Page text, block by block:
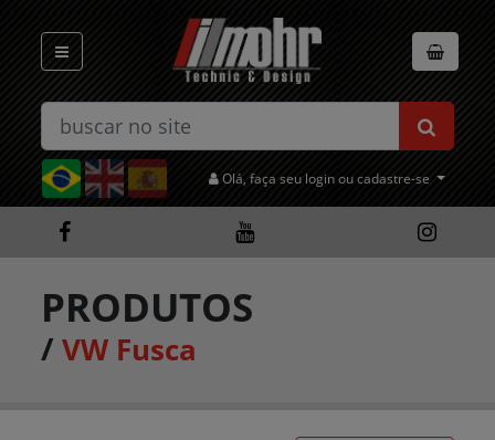
Olá, faça seu login ou cadastre-se
PRODUTOS
/VW Fusca